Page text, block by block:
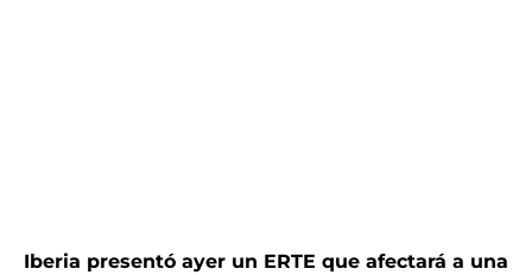
Iberia presentó ayer un ERTE que afectará a una